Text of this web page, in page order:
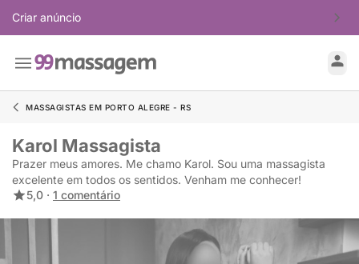
Criar anúncio
MASSAGISTAS EM PORTO ALEGRE - RS
Karol Massagista
Prazer meus amores. Me chamo Karol. Sou uma massagista
excelente em todos os sentidos. Venham me conhecer!
5,0 · 1 comentário